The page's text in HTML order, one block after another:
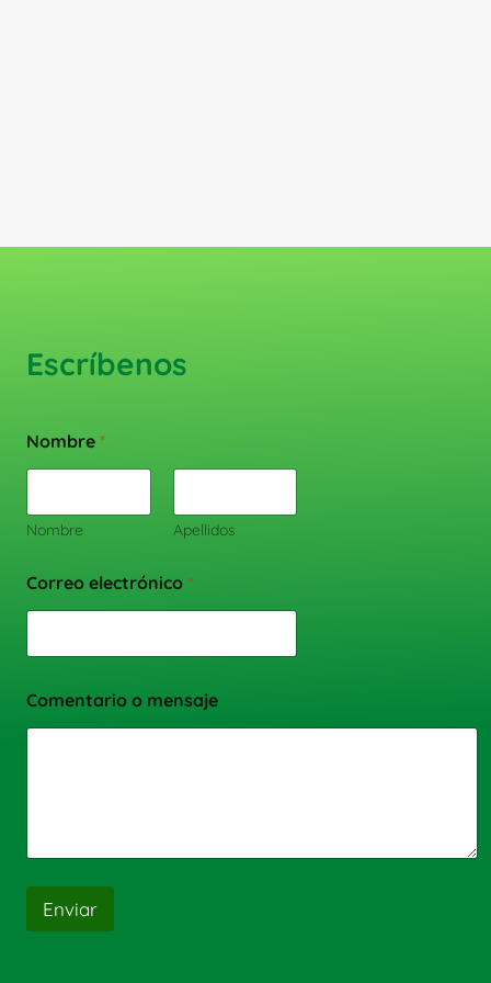
Escríbenos
Nombre *
Nombre Apellidos
Correo electrónico *
Comentario o mensaje
Enviar